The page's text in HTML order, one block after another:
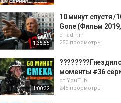
1:35:55
10 минут спустя /
Gone (Фильм
от admin
250 просмотры
1:00:32
моменты #36
от YouTub
245 просмотры